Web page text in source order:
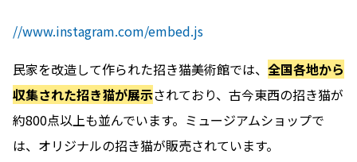
//www.instagram.com/embed.js
民家を改造して作られた招き猫美術館では、 全国各地から
収集された招き猫が展示されており、古今東西の招き猫が
約800点以上も並んでいます。ミュージアムショップで
は、オリジナルの招き猫が販売されています。